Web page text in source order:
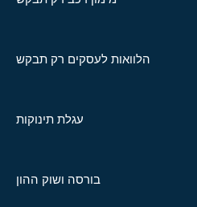
הלוואות לעסקים רק תבקש
עגלת תינוקות
בורסה ושוק ההון